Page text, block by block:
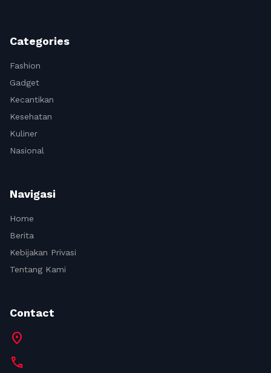
Categories
Fashion
Gadget
Kecantikan
Kesehatan
Kuliner
Nasional
Navigasi
Home
Berita
Kebijakan Privasi
Tentang Kami
Contact
location_on
call